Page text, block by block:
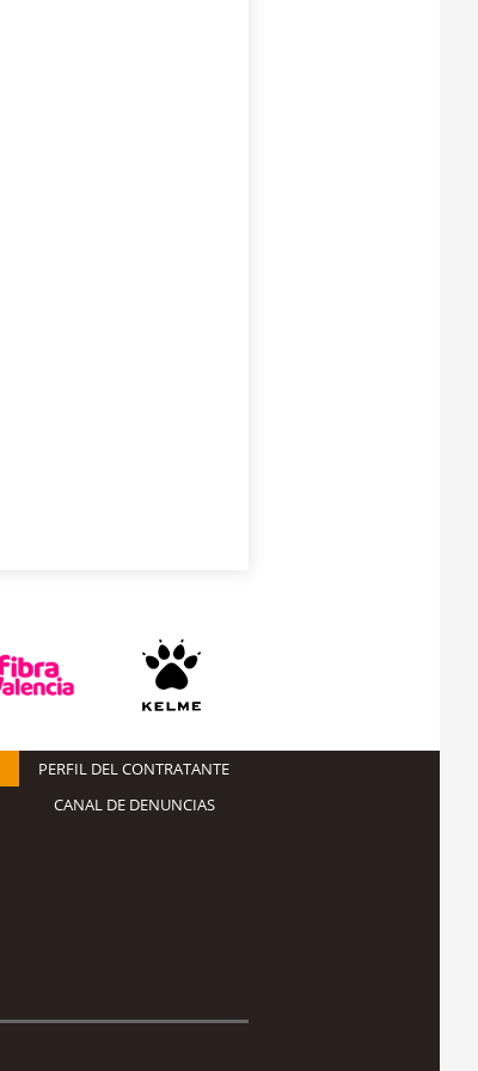
PERFIL DEL CONTRATANTE
CANAL DE DENUNCIAS